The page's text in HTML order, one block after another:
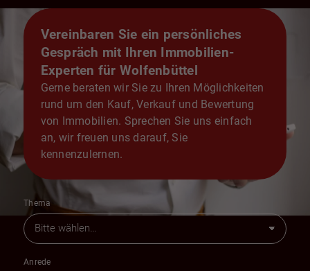
Vereinbaren Sie ein persönliches
Gespräch mit Ihren Immobilien-
Experten für Wolfenbüttel
Gerne beraten wir Sie zu Ihren Möglichkeiten
rund um den Kauf, Verkauf und Bewertung
von Immobilien. Sprechen Sie uns einfach
an, wir freuen uns darauf, Sie
kennenzulernen.
Thema
Anrede